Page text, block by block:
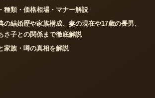
種類・価格相場・マナー解説
の結婚歴や家族構成、妻の現在や17歳の長男、
さ子との関係まで徹底解説
家族・噂の真相を解説